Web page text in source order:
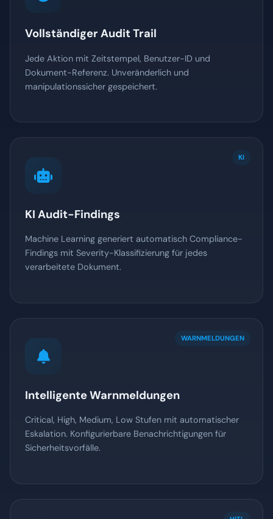
Vollständiger Audit Trail
Jede Aktion mit Zeitstempel, Benutzer-ID und
Dokument-Referenz. Unveränderlich und
manipulationssicher gespeichert.
KI
KI Audit-Findings
Machine Learning generiert automatisch Compliance-
Findings mit Severity-Klassifizierung für jedes
verarbeitete Dokument.
WARNMELDUNGEN
Intelligente Warnmeldungen
Critical, High, Medium, Low Stufen mit automatischer
Eskalation. Konfigurierbare Benachrichtigungen für
Sicherheitsvorfälle.